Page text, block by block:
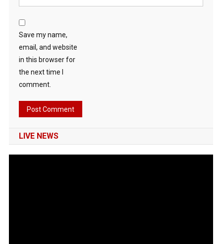
Save my name,
email, and website
in this browser for
the next time I
comment.
LIVE NEWS